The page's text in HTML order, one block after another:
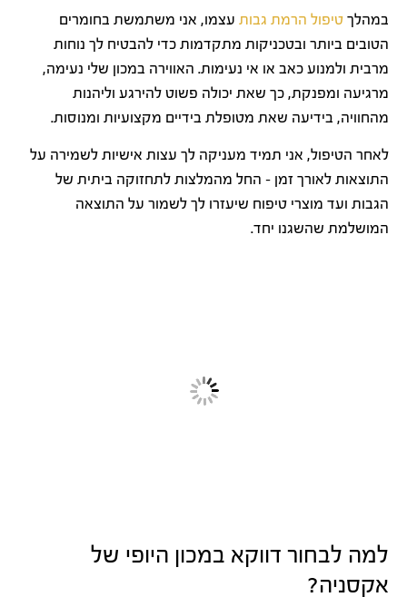
במהלך טיפול הרמת גבות עצמו, אני משתמשת בחומרים
הטובים ביותר ובטכניקות מתקדמות כדי להבטיח לך נוחות
מרבית ולמנוע כאב או אי נעימות. האווירה במכון שלי נעימה,
מרגיעה ומפנקת, כך שאת יכולה פשוט להירגע וליהנות
מהחוויה, בידיעה שאת מטופלת בידיים מקצועיות ומנוסות.
לאחר הטיפול, אני תמיד מעניקה לך עצות אישיות לשמירה על
התוצאות לאורך זמן – החל מהמלצות לתחזוקה ביתית של
הגבות ועד מוצרי טיפוח שיעזרו לך לשמור על התוצאה
המושלמת שהשגנו יחד.
למה לבחור דווקא במכון היופי של
אקסניה?